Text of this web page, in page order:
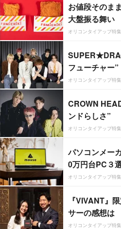
お値段そのま
大盤振る舞い
オリコンタイアップ特集
フューチャー”
オリコンタイアップ特集
CROWN
ンドらしさ”
オリコンタイアップ特集
パソコンメー
0万円台PC３選
オリコンタイアップ特集
『VIVANT』
サーの感想は
オリコンタイアップ特集